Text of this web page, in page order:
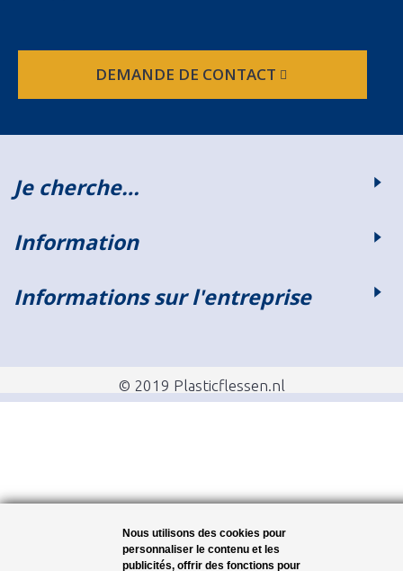
DEMANDE DE CONTACT
Je cherche…
Information
Informations sur l'entreprise
© 2019 Plasticflessen.nl
Nous utilisons des cookies pour
personnaliser le contenu et les
publicités, offrir des fonctions pour